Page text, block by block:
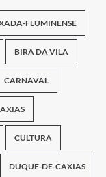
FLUMINENSE
BIRA DA VILA
CARNAVAL
CULTURA
DUQUE-DE-CAXIAS